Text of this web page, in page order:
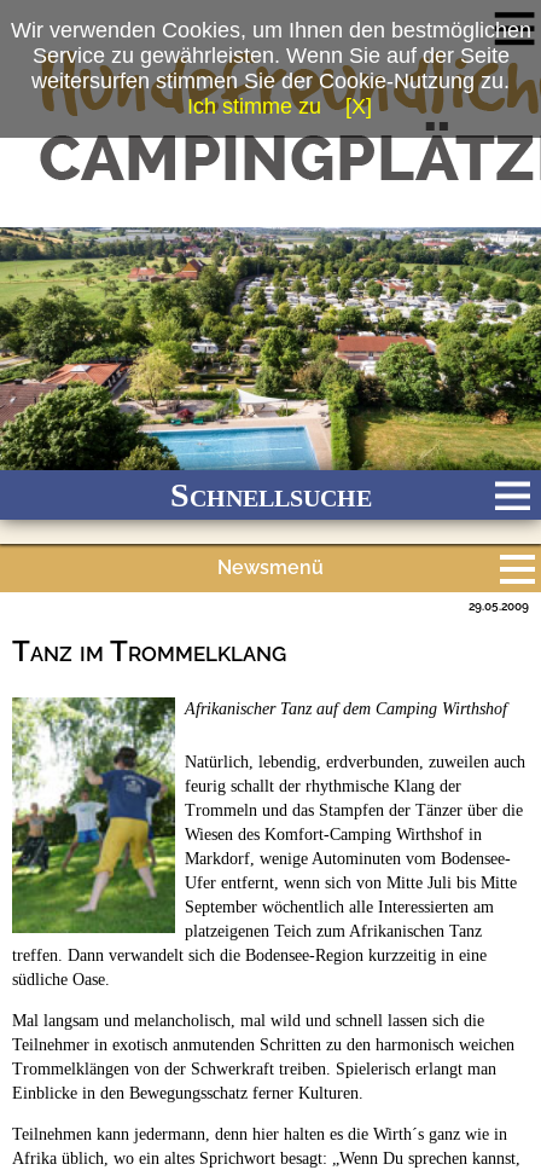
Schnellsuche
Ganzjährig geöffnet
Newsmenü
Campingplätze
Camping & Caravan
Touristik
Tanz im Trommelklang
29.05.2009
Afrikanischer Tanz auf dem Camping Wirthshof
Natürlich, lebendig, erdverbunden, zuweilen auch
feurig schallt der rhythmische Klang der
Trommeln und das Stampfen der Tänzer über die
Wiesen des Komfort-Camping Wirthshof in
Markdorf, wenige Autominuten vom Bodensee-
Ufer entfernt, wenn sich von Mitte Juli bis Mitte
September wöchentlich alle Interessierten am
platzeigenen Teich zum Afrikanischen Tanz
treffen. Dann verwandelt sich die Bodensee-Region kurzzeitig in eine
südliche Oase.
Mal langsam und melancholisch, mal wild und schnell lassen sich die
Teilnehmer in exotisch anmutenden Schritten zu den harmonisch weichen
Trommelklängen von der Schwerkraft treiben. Spielerisch erlangt man
Einblicke in den Bewegungsschatz ferner Kulturen.
Teilnehmen kann jedermann, denn hier halten es die Wirth´s ganz wie in
Afrika üblich, wo ein altes Sprichwort besagt: „Wenn Du sprechen kannst,
Wir verwenden Cookies, um Ihnen den bestmöglichen
Service zu gewährleisten. Wenn Sie auf der Seite
weitersurfen stimmen Sie der Cookie-Nutzung zu.
Ich stimme zu
[X]